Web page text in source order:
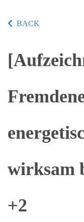
BACK
wirksam
+2